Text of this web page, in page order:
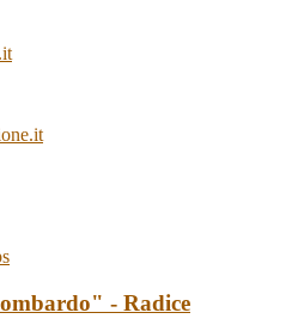
- Radice